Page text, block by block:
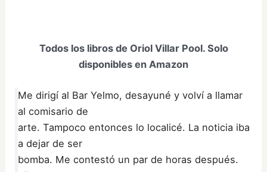
Todos los libros de Oriol Villar Pool. Solo
disponibles en Amazon
Me dirigí al Bar Yelmo, desayuné y volví a llamar
al comisario de
arte. Tampoco entonces lo localicé. La noticia iba
a dejar de ser
bomba. Me contestó un par de horas después.